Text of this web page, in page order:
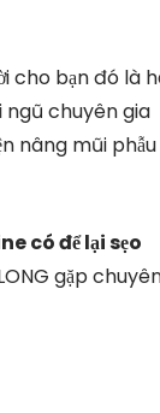
cho bạn đó là
ngũ chuyên gia
nâng mũi phẫu
có để lại sẹo
gặp